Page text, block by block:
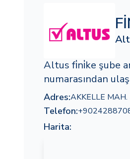
Altus fi̇ni̇ke şube
numarasından
Adres:AKKELLE
Telefon:
Harita: